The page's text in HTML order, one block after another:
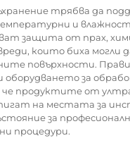
трябва да
и
защита от прах,
които биха могли
повърхности.
оборудването за
продуктите от
на местата за
за
процедури.